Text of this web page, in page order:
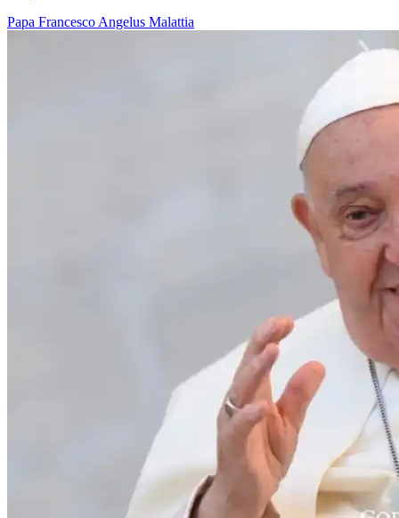
Papa Francesco Angelus Malattia